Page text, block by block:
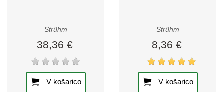
Strühm
38,36 €
V košarico
Strühm
8,36 €
V košarico